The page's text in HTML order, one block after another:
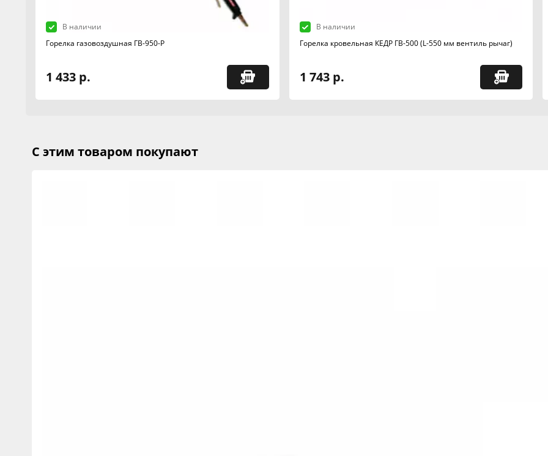
В наличии
Горелка газовоздушная ГВ-950-Р
1 433 р.
В наличии
Горелка кровельная КЕДР ГВ-500 (L-550 мм вентиль рычаг)
1 743 р.
С этим товаром покупают